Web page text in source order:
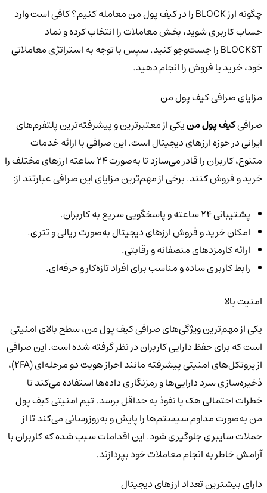
چگونه ارز BLOCK را در کیف پول من معامله کنیم؟ کافی است وارد
حساب کاربری شوید، بخش معاملات را انتخاب کرده و نماد
BLOCKST را جست‌وجو کنید. سپس با توجه به استراتژی معاملاتی
خود، خرید یا فروش را انجام دهید.
مزایای صرافی کیف پول من
صرافیکیف پول منیکی از معتبرترین و پیشرفته‌ترین پلتفرم‌های
ایرانی در حوزه ارزهای دیجیتال است. این صرافی با ارائه خدمات
متنوع، کاربران را قادر می‌سازد تا به‌صورت ۲۴ ساعته ارزهای مختلف را
خرید و فروش کنند. برخی از مهم‌ترین مزایای این صرافی عبارتند از:
پشتیبانی 24 ساعته و پاسخگویی سریع به کاربران.
امکان خرید و فروش ارزهای دیجیتال به‌صورت ریالی و تتری.
ارائه کارمزدهای منصفانه و رقابتی.
رابط کاربری ساده و مناسب برای افراد تازه‌کار و حرفه‌ای.
امنیت بالا
یکی از مهم‌ترین ویژگی‌های صرافی کیف پول من، سطح بالای امنیتی
است که برای حفظ دارایی کاربران در نظر گرفته شده است. این صرافی
از پروتکل‌های امنیتی پیشرفته مانند احراز هویت دو مرحله‌ای (2FA)،
ذخیره‌سازی سرد دارایی‌ها و رمزنگاری داده‌ها استفاده می‌کند تا
خطرات احتمالی هک یا نفوذ به حداقل برسد. تیم امنیتی کیف پول
من به‌صورت مداوم سیستم‌ها را پایش و به‌روزرسانی می‌کند تا از
حملات سایبری جلوگیری شود. این اقدامات سبب شده که کاربران با
آرامش خاطر به انجام معاملات خود بپردازند.
دارای بیشترین تعداد ارزهای دیجیتال